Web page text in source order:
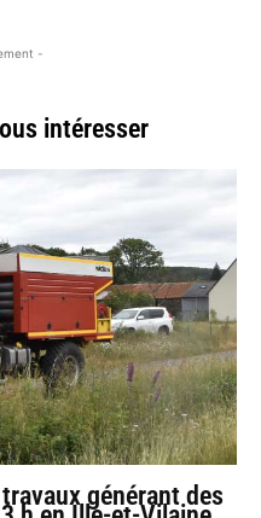
-
intéresser
générant des